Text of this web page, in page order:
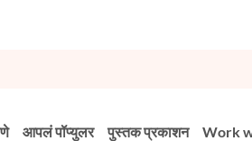
आपलं पॉप्युलर पुस्तक प्रकाशन Work